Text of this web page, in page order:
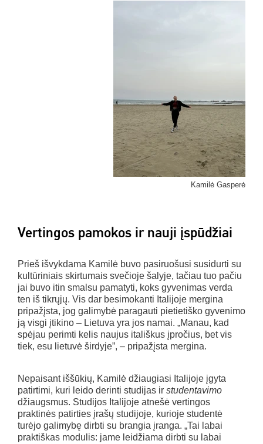
Kamilė Gasperė
Vertingos pamokos ir nauji įspūdžiai
Prieš išvykdama Kamilė buvo pasiruošusi susidurti su
kultūriniais skirtumais svečioje šalyje, tačiau tuo pačiu
jai buvo itin smalsu pamatyti, koks gyvenimas verda
ten iš tikrųjų. Vis dar besimokanti Italijoje mergina
pripažįsta, jog galimybė paragauti pietietiško gyvenimo
ją visgi įtikino – Lietuva yra jos namai. „Manau, kad
spėjau perimti kelis naujus itališkus įpročius, bet vis
tiek, esu lietuvė širdyje”, – pripažįsta mergina.
Nepaisant iššūkių, Kamilė džiaugiasi Italijoje įgyta
patirtimi, kuri leido derinti studijas ir studentavimo
džiaugsmus. Studijos Italijoje atnešė vertingos
praktinės patirties įrašų studijoje, kurioje studentė
turėjo galimybę dirbti su brangia įranga. „Tai labai
praktiškas modulis: jame leidžiama dirbti su labai